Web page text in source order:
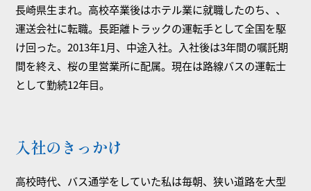
長崎県生まれ。高校卒業後はホテル業に就職したのち、、
運送会社に転職。長距離トラックの運転手として全国を駆
け回った。2013年1月、中途入社。入社後は3年間の嘱託期
間を終え、桜の里営業所に配属。現在は路線バスの運転士
として勤続12年目。
入社のきっかけ
高校時代、バス通学をしていた私は毎朝、狭い道路を大型